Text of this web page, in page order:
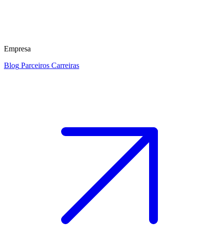
Empresa
Blog Parceiros Carreiras